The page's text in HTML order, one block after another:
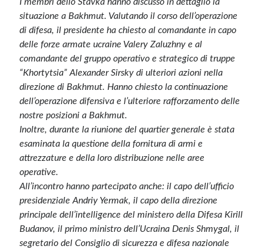
situazione a Bakhmut. Valutando il corso dell’operazione
di difesa, il presidente ha chiesto al comandante in capo
delle forze armate ucraine Valery Zaluzhny e al
comandante del gruppo operativo e strategico di truppe
“Khortytsia” Alexander Sirsky di ulteriori azioni nella
direzione di Bakhmut. Hanno chiesto la continuazione
dell’operazione difensiva e l’ulteriore rafforzamento delle
nostre posizioni a Bakhmut.
Inoltre, durante la riunione del quartier generale è stata
esaminata la questione della fornitura di armi e
attrezzature e della loro distribuzione nelle aree
operative.
All’incontro hanno partecipato anche: il capo dell’ufficio
presidenziale Andriy Yermak, il capo della direzione
principale dell’intelligence del ministero della Difesa Kirill
Budanov, il primo ministro dell’Ucraina Denis Shmygal, il
segretario del Consiglio di sicurezza e difesa nazionale